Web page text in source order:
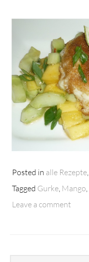
Posted in alle Rezepte
Tagged Gurke Mango
Leave a comment